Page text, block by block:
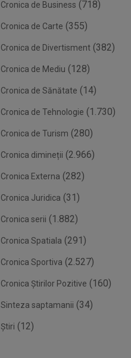
Cronica de Business (718)
Cronica de Carte (355)
Cronica de Divertisment (382)
Cronica de Mediu (128)
Cronica de Sănătate (14)
Cronica de Tehnologie (1.730)
Cronica de Turism (280)
Cronica dimineții (2.966)
Cronica Externa (282)
Cronica Juridica (31)
Cronica serii (1.882)
Cronica Spatiala (291)
Cronica Sportiva (2.527)
Cronica Știrilor Pozitive (160)
Sinteza saptamanii (34)
Știri (12)